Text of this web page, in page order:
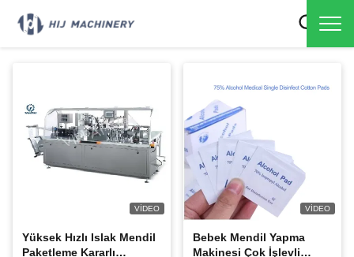
VIDEO
Yüksek Hızlı Islak Mendil
Paketleme Kararlı
VIDEO
Bebek Mendil Yapma
Makinesi Çok İşlevli